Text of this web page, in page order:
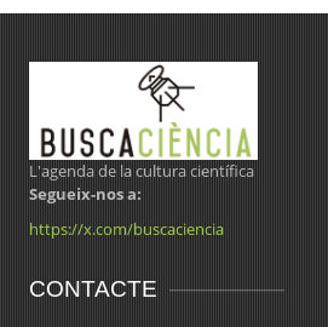
L'agenda de la cultura científica
Segueix-nos a:
https://x.com/buscaciencia
CONTACTE